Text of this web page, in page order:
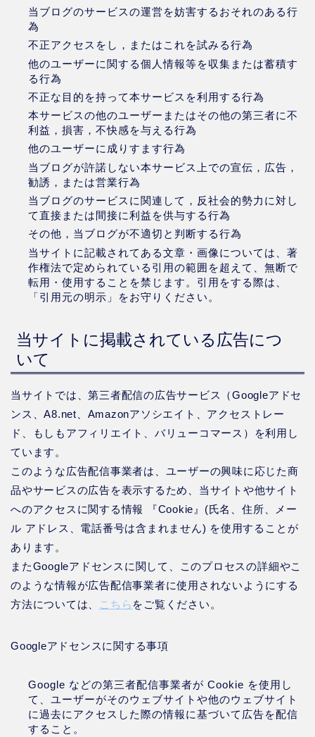
当ブログのサービスの運営を妨害するおそれのある行
為
不正アクセスをし，またはこれを試みる行為
他のユーザーに関する個人情報等を収集または蓄積す
る行為
不正な目的を持って本サービスを利用する行為
本サービスの他のユーザーまたはその他の第三者に不
利益，損害，不快感を与える行為
他のユーザーに成りすます行為
当ブログが許諾しない本サービス上での宣伝，広告，
勧誘，または営業行為
当ブログのサービスに関連して，反社会的勢力に対し
て直接または間接に利益を供与する行為
その他，当ブログが不適切と判断する行為
当サイトに記載されてある文章・画像については、著
作権法で定められている引用の範囲を超えて、無断で
転用・使用することを禁じます。引用をする際は、
「引用元の明示」をお守りください。
当サイトに掲載されている広告につ
いて
当サイトでは、第三者配信の広告サービス（Googleアドセ
ンス、A8.net、Amazonアソシエイト、アクセストレー
ド、もしもアフィリエイト、バリューコマース）を利用し
ています。
このような広告配信事業者は、ユーザーの興味に応じた商
品やサービスの広告を表示するため、当サイトや他サイト
へのアクセスに関する情報 『Cookie』(氏名、住所、メー
ル アドレス、電話番号は含まれません) を使用することが
あります。
またGoogleアドセンスに関して、このプロセスの詳細やこ
のような情報が広告配信事業者に使用されないようにする
方法については、
こちら をご覧ください。
Googleアドセンスに関する事項
Google などの第三者配信事業者が Cookie を使用し
て、ユーザーがそのウェブサイトや他のウェブサイト
に過去にアクセスした際の情報に基づいて広告を配信
すること。